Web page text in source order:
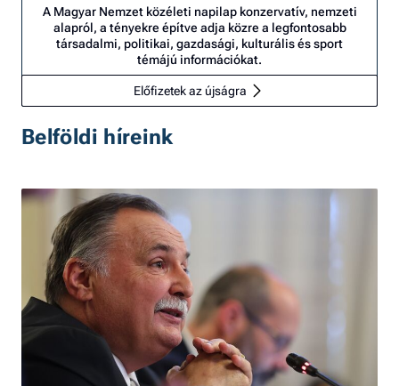
A Magyar Nemzet közéleti napilap konzervatív, nemzeti
alapról, a tényekre építve adja közre a legfontosabb
társadalmi, politikai, gazdasági, kulturális és sport
témájú információkat.
Előfizetek az újságra
Belföldi híreink